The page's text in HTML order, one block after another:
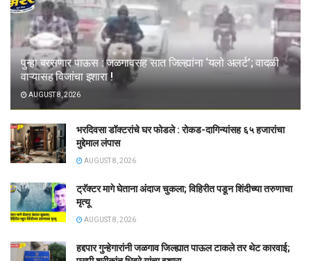
पुन्हा बरसणार पाऊस : जळगावसह सात जिल्ह्यांना ‘यलो अलर्ट’; वादळी
वाऱ्यासह विजांचा इशारा !
AUGUST 8, 2026
भरदिवसा डॉक्टरांचे घर फोडले : रोकड-दागिन्यांसह ६५ हजारांचा
मुद्देमाल लंपास
AUGUST 8, 2026
ट्रॅक्टर मागे घेताना अंदाज चुकला; विहिरीत पडून शिंदीच्या तरुणाचा
मृत्यू
AUGUST 8, 2026
हद्दपार गुन्हेगारांनी जळगाव जिल्ह्यात पाऊल टाकले तर थेट कारवाई;